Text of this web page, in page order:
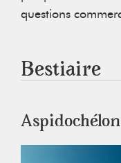
questions
B estiaire